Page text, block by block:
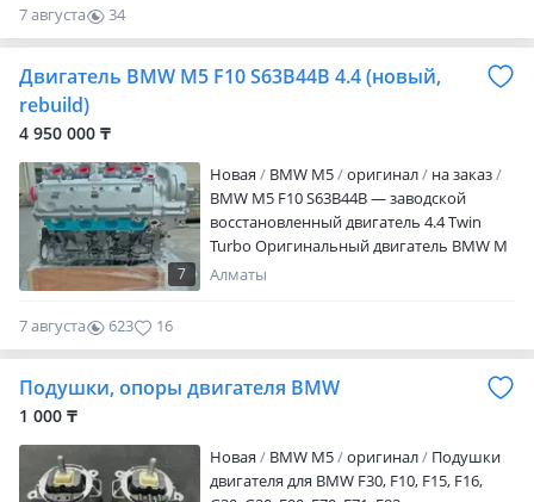
7 августа
34
0
Двигатель BMW M5 F10 S63B44B 4.4 (новый,
rebuild)
4 950 000 ₸
7
Новая BMW M5 оригинал
на заказ
BMW M5 F10 S63B44B — заводской
восстановленный двигатель 4.4 Twin
Turbo Оригинальный двигатель BMW M
Power — восстановлен по заводским
размерам, без расточек и колхоза.
Использованы только оригинальные
договору. Преимущества: Восстановлен
по заводским технологиям — ресурс и
Алматы
7 августа 623 16
Подушки, опоры двигателя BMW
1 000 ₸
Новая BMW M5 оригинал
Подушки
двигателя для BMW F30, F10, F15, F16,